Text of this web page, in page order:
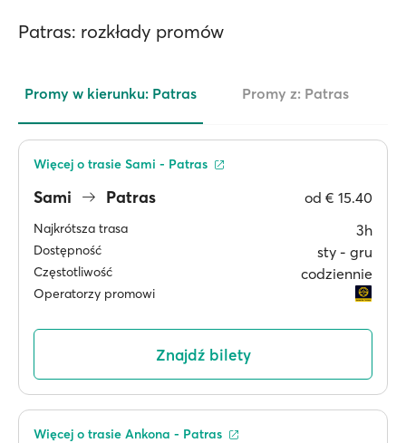
Patras: rozkłady promów
Promy w kierunku: Patras Promy z: Patras
Sami Patras od € 15.40
Najkrótsza trasa 3h
Dostępność sty ‐ gru
Częstotliwość codziennie
Operatorzy promowi
Więcej o trasie Sami - Patras
Znajdź bilety
Więcej o trasie Ankona - Patras